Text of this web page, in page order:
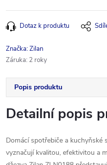
cena:
Dotaz k produktu
Značka:Zilan
Záruka: 2 roky
Popis produktu
Detailní popis
Domácí spotřebiče a kuchyňské
vyznačují kvalitou, efektivitou a